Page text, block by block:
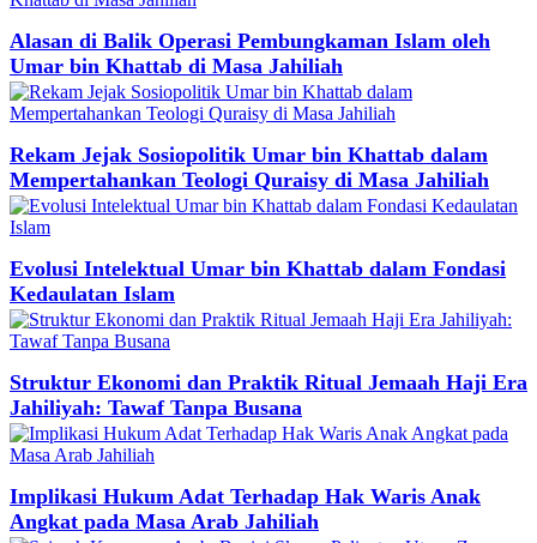
Alasan di Balik Operasi Pembungkaman Islam oleh
Umar bin Khattab di Masa Jahiliah
Rekam Jejak Sosiopolitik Umar bin Khattab dalam
Mempertahankan Teologi Quraisy di Masa Jahiliah
Evolusi Intelektual Umar bin Khattab dalam Fondasi
Kedaulatan Islam
Struktur Ekonomi dan Praktik Ritual Jemaah Haji Era
Jahiliyah: Tawaf Tanpa Busana
Implikasi Hukum Adat Terhadap Hak Waris Anak
Angkat pada Masa Arab Jahiliah